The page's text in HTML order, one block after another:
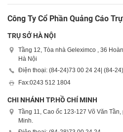
Công Ty Cổ Phần Quảng Cáo
TRỤ SỞ HÀ NỘI
Tầng 12, Tòa nhà Geleximco , 36
Hà Nội
Điện thoại: (84-24)73 00 24 24 | (84-24)
Fax:0243 512 1804
CHI NHÁNH TP.HỒ CHÍ MINH
Tầng 11, Cao ốc 123-127 Võ Văn
Minh.